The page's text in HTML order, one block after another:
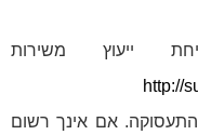
ייעוץ משירות
http://
התעסוקה. אם אינך רשום